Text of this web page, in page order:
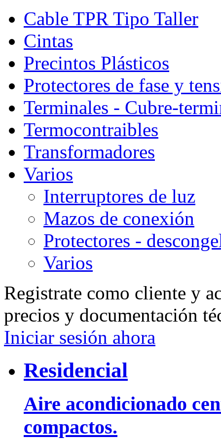
Cable TPR Tipo Taller
Cintas
Precintos Plásticos
Protectores de fase y
Terminales - Cubre-
Termocontraibles
Transformadores
Varios
Interruptores de luz
Mazos de conexión
Protectores -
Varios
Registrate como cliente y
precios y documentación
Iniciar sesión ahora
Residencial
Aire acondicionado
compactos.